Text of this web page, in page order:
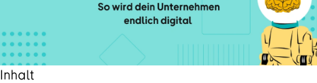
Inhalt